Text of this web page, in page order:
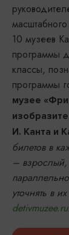
10 музеев
программы
классы,
программы
музее
И. Канта и
билетов в
– взрослый,
уточнять в
detivmuzee.ru